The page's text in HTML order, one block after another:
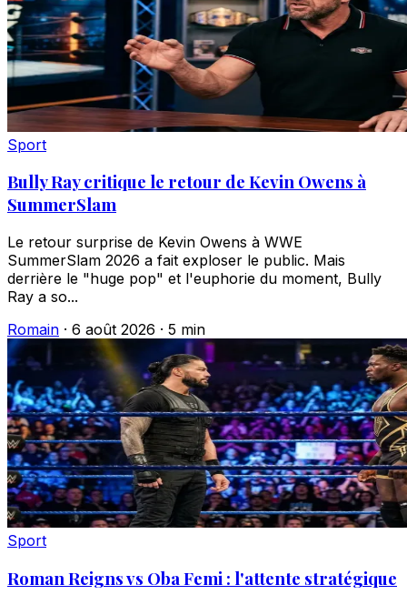
Sport
Bully Ray critique le retour de Kevin Owens à
SummerSlam
Le retour surprise de Kevin Owens à WWE
SummerSlam 2026 a fait exploser le public. Mais
derrière le "huge pop" et l'euphorie du moment, Bully
Ray a so...
Romain · 6 août 2026 · 5 min
Sport
Roman Reigns vs Oba Femi : l'attente stratégique